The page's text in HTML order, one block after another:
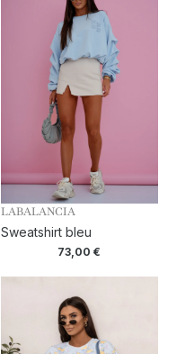
LABALANCIA
Sweatshirt bleu
73,00€